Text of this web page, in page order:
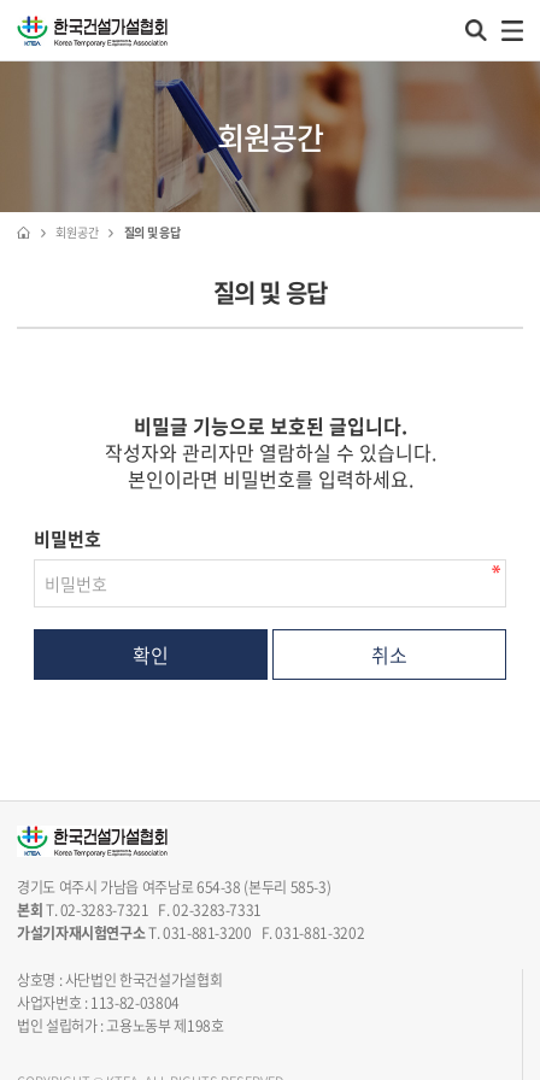
회원공간
회원공간 질의 및 응답
질의 및 응답
비밀글 기능으로 보호된 글입니다.
작성자와 관리자만 열람하실 수 있습니다.
본인이라면 비밀번호를 입력하세요.
비밀번호
취소
경기도 여주시 가남읍 여주남로 654-38 (본두리 585-3)
본회T. 02-3283-7321 F. 02-3283-7331
가설기자재시험연구소T. 031-881-3200 F. 031-881-3202
상호명 : 사단법인 한국건설가설협회
사업자번호 : 113-82-03804
법인 설립허가 : 고용노동부 제198호